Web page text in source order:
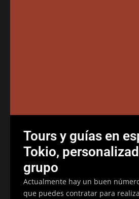
Tours y guías en
Tokio,
grupo
Actualmente hay un buen
que puedes contratar para